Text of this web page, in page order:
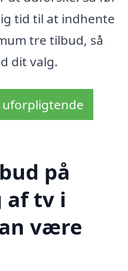
tid til at indhente
tre tilbud, så
dit valg.
uforpligtende
på
tv i
være